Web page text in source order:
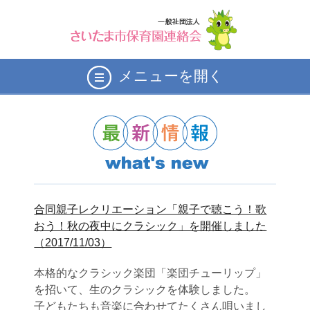
メニューを開く
合同親子レクリエーション「親子で聴こう！歌
おう！秋の夜中にクラシック」を開催しました
（2017/11/03）
本格的なクラシック楽団「楽団チューリップ」
を招いて、生のクラシックを体験しました。
子どもたちも音楽に合わせてたくさん唄いまし